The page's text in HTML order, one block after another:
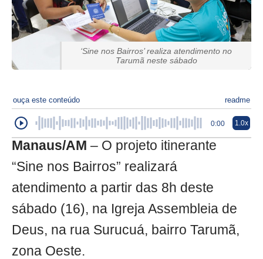
‘Sine nos Bairros’ realiza atendimento no
Tarumã neste sábado
ouça este conteúdo readme
0:00 1.0x
Manaus/AM – O projeto itinerante
“Sine nos Bairros” realizará
atendimento a partir das 8h deste
sábado (16), na Igreja Assembleia de
Deus, na rua Surucuá, bairro Tarumã,
zona Oeste.